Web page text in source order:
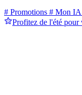
# Promotions # Mon IA
Profitez de l'été